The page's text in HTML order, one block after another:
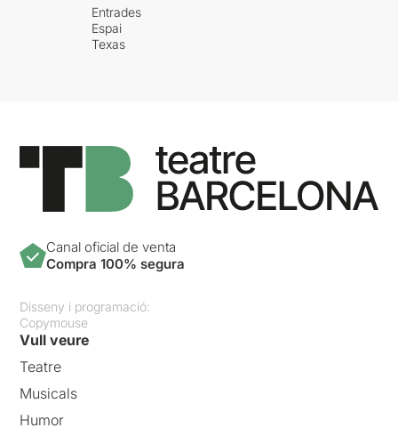
Entrades
Espai
Texas
Canal oficial de venta
Compra 100% segura
Disseny i programació:
Copymouse
Vull veure
Teatre
Musicals
Humor